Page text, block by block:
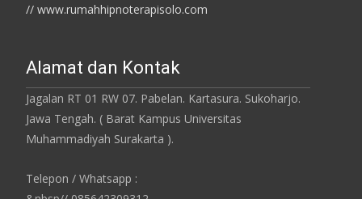
// www.rumahhipnoterapisolo.com
Alamat dan Kontak
Jagalan RT 01 RW 07. Pabelan. Kartasura. Sukoharjo.
Jawa Tengah. ( Barat Kampus Universitas
Muhammadiyah Surakarta ).
Telepon / Whatsapp :